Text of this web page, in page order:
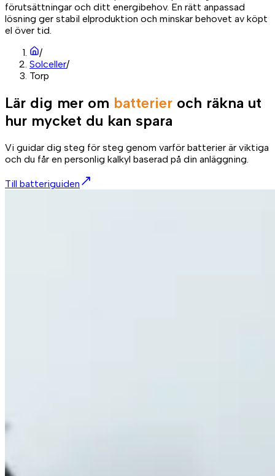
förutsättningar och ditt energibehov. En rätt anpassad
lösning ger stabil elproduktion och minskar behovet av köpt
el över tid.
/
Solceller/
Torp
Lär dig mer om batterier och räkna ut
hur mycket du kan spara
Vi guidar dig steg för steg genom varför batterier är viktiga
och du får en personlig kalkyl baserad på din anläggning.
Till batteriguiden